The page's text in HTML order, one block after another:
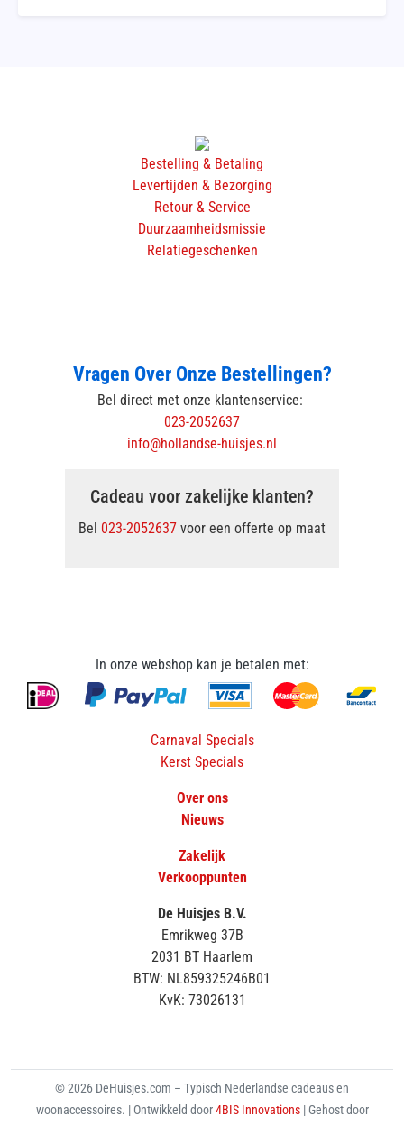
Bestelling & Betaling
Levertijden & Bezorging
Retour & Service
Duurzaamheidsmissie
Relatiegeschenken
Vragen Over Onze Bestellingen?
Bel direct met onze klantenservice:
023-2052637
info@hollandse-huisjes.nl
Cadeau voor zakelijke klanten?
Bel 023-2052637 voor een offerte op maat
In onze webshop kan je betalen met:
Carnaval Specials
Kerst Specials
Over ons
Nieuws
Zakelijk
Verkooppunten
De Huisjes B.V.
Emrikweg 37B
2031 BT Haarlem
BTW: NL859325246B01
KvK: 73026131
© 2026 DeHuisjes.com – Typisch Nederlandse cadeaus en
woonaccessoires. | Ontwikkeld door4BIS Innovations | Gehost door